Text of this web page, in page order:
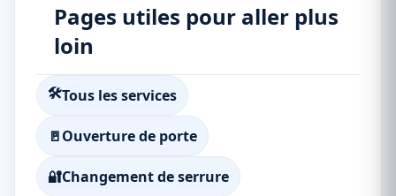
Pages utiles pour aller plus
loin
🛠Tous les services
🚪Ouverture de porte
🔐Changement de serrure